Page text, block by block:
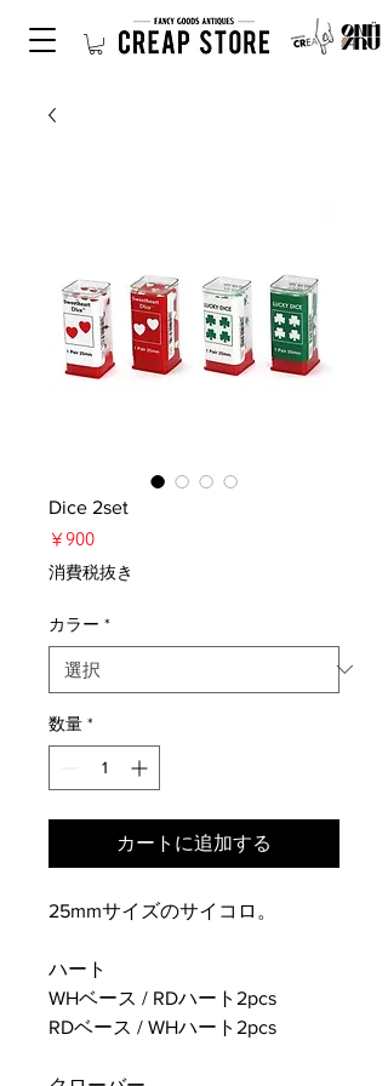
Dice 2set
￥900価
格
消費税抜き
カラー *
数量 *
カートに追加する
25mmサイズのサイコロ。
ハート
WHベース / RDハート2pcs
RDベース / WHハート2pcs